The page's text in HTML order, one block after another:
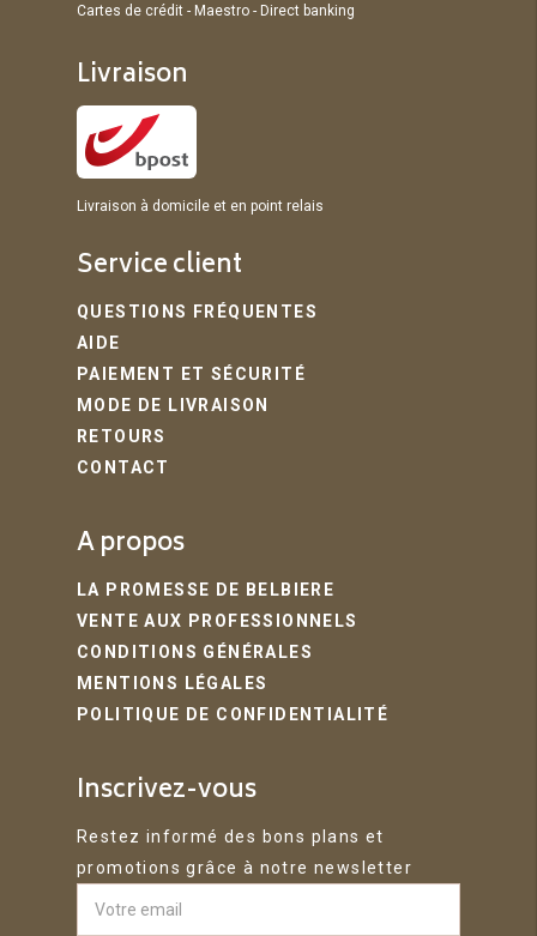
Cartes de crédit - Maestro - Direct banking
Livraison
Livraison à domicile et en point relais
Service client
QUESTIONS FRÉQUENTES
AIDE
PAIEMENT ET SÉCURITÉ
MODE DE LIVRAISON
RETOURS
CONTACT
A propos
LA PROMESSE DE BELBIERE
VENTE AUX PROFESSIONNELS
CONDITIONS GÉNÉRALES
MENTIONS LÉGALES
POLITIQUE DE CONFIDENTIALITÉ
Inscrivez-vous
Restez informé des bons plans et
promotions grâce à notre newsletter